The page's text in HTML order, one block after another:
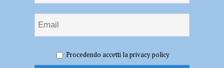
polizia di Piacenza la solenne consegna degli alamari
Procedendo accetti la privacy policy